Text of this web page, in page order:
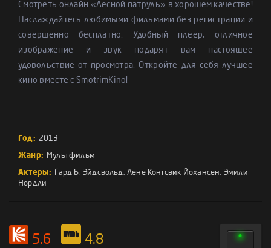
Смотреть онлайн «Лесной патруль» в хорошем качестве!
Наслаждайтесь любимыми фильмами без регистрации и
совершенно бесплатно. Удобный плеер, отличное
изображение и звук подарят вам настоящее
удовольствие от просмотра. Откройте для себя лучшее
кино вместе с SmotrimKino!
Год: 2013
Жанр: Мультфильм
Актеры: Гард Б. Эйдсвольд,Лене Конгсвик Йохансен, Эмили
Нордли
5.6 4.8